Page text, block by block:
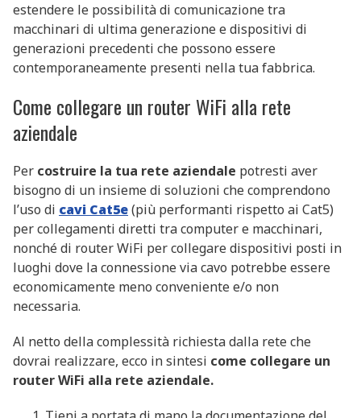
estendere le possibilità di comunicazione tra
macchinari di ultima generazione e dispositivi di
generazioni precedenti che possono essere
contemporaneamente presenti nella tua fabbrica.
Come collegare un router WiFi alla rete
aziendale
Per costruire la tua rete aziendale potresti aver
bisogno di un insieme di soluzioni che comprendono
l’uso di cavi Cat5e(più performanti rispetto ai Cat5)
per collegamenti diretti tra computer e macchinari,
nonché di router WiFi per collegare dispositivi posti in
luoghi dove la connessione via cavo potrebbe essere
economicamente meno conveniente e/o non
necessaria.
Al netto della complessità richiesta dalla rete che
dovrai realizzare, ecco in sintesi come collegare un
router WiFi alla rete aziendale.